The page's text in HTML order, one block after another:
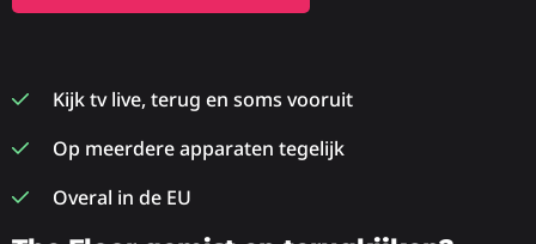
Kijk tv live, terug en soms vooruit
Op meerdere apparaten tegelijk
Overal in de EU